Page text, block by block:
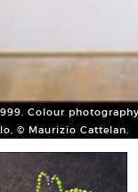
Colour
© Maurizio Cattelan.